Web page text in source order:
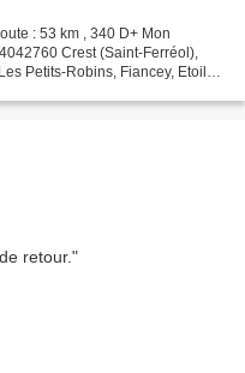
: 53 km , 340 D+ Mon
Crest (Saint-Ferréol),
Petits-Robins, Fiancey, Etoile